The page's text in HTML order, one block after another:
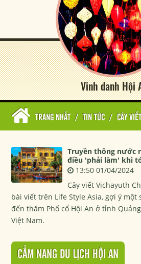
Vinh danh Hội
TRANG NHẤT / TIN TỨC / CÂY VIẾT
Truyền thông nước
điều 'phải làm' khi
13:50 01/04/2024
Cây viết Vichayuth
bài viết trên Life Style Asia, gợi ý một
đến thăm Phố cổ Hội An ở tỉnh
Việt Nam.
CẨM NANG DU LỊCH HỘI AN